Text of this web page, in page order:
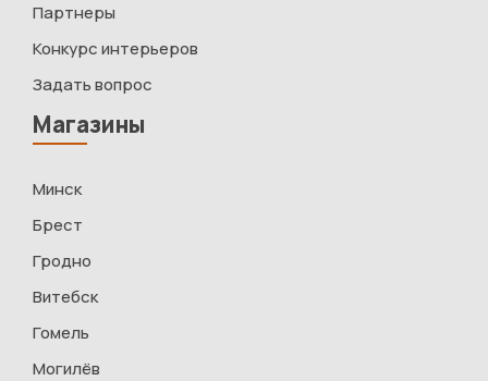
Партнеры
Конкурс интерьеров
Задать вопрос
Магазины
Минск
Брест
Гродно
Витебск
Гомель
Могилёв